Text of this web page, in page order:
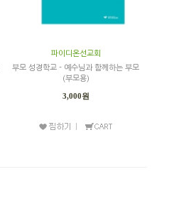
파이디온선교회
부모 성경학교 - 예수님과 함께하는 부모
(부모용)
3,000원